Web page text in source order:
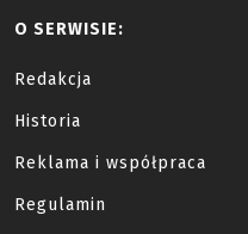
O SERWISIE:
Redakcja
Historia
Reklama i współpraca
Regulamin